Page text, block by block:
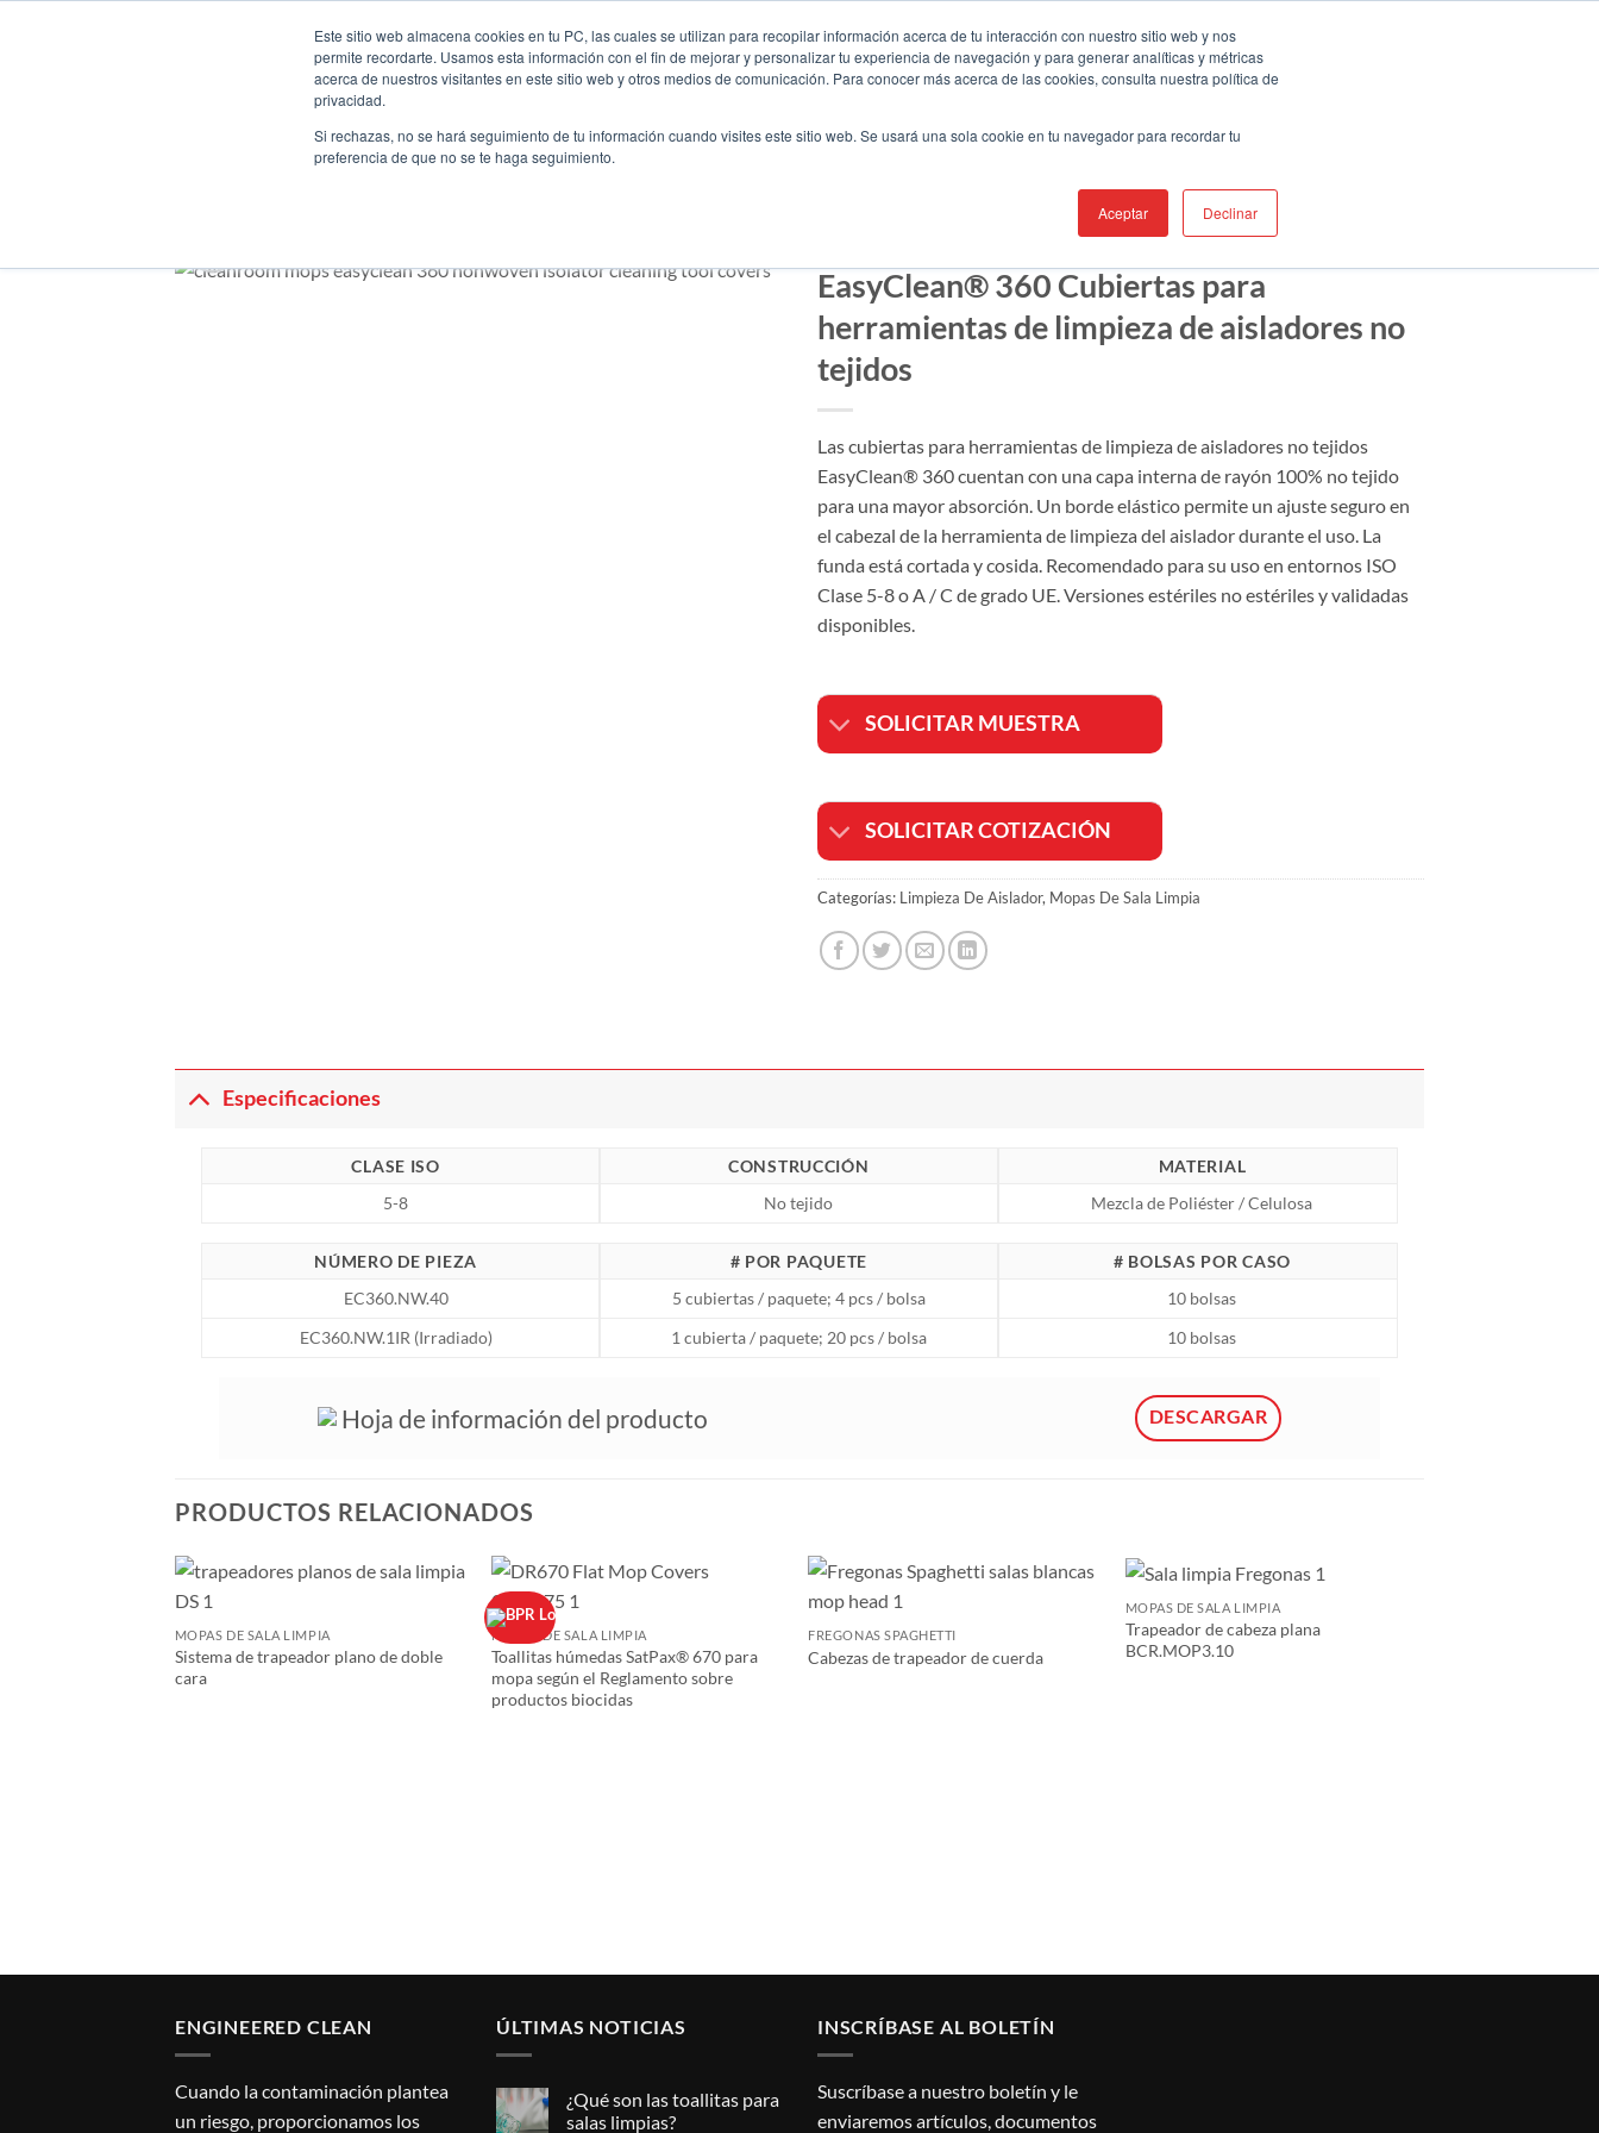
Este sitio web almacena cookies en tu PC, las cuales se utilizan para recopilar información acerca de tu interacción con nuestro sitio web y nos
permite recordarte. Usamos esta información con el fin de mejorar y personalizar tu experiencia de navegación y para generar analíticas y métricas
acerca de nuestros visitantes en este sitio web y otros medios de comunicación. Para conocer más acerca de las cookies, consulta nuestra política de
privacidad.
Si rechazas, no se hará seguimiento de tu información cuando visites este sitio web. Se usará una sola cookie en tu navegador para recordar tu
preferencia de que no se te haga seguimiento.
Aceptar Declinar
EasyClean® 360 Cubiertas para
herramientas de limpieza de aisladores no
tejidos
Las cubiertas para herramientas de limpieza de aisladores no tejidos
EasyClean® 360 cuentan con una capa interna de rayón 100% no tejido
para una mayor absorción. Un borde elástico permite un ajuste seguro en
el cabezal de la herramienta de limpieza del aislador durante el uso. La
funda está cortada y cosida. Recomendado para su uso en entornos ISO
Clase 5-8 o A / C de grado UE. Versiones estériles no estériles y validadas
disponibles.
SOLICITAR MUESTRA
SOLICITAR COTIZACIÓN
Categorías: Limpieza De Aislador, Mopas De Sala Limpia
Especificaciones
CLASE ISO CONSTRUCCIÓN
MATERIAL
5-8
No tejido Mezcla de Poliéster / Celulosa
NÚMERO DE PIEZA # POR PAQUETE
# BOLSAS POR CASO
EC360.NW.40
5 cubiertas / paquete; 4 pcs / bolsa
10 bolsas
EC360.NW.1IR (Irradiado)
1 cubierta / paquete; 20 pcs / bolsa 10 bolsas
Hoja de información del producto DESCARGAR
PRODUCTOS RELACIONADOS
MOPAS DE SALA LIMPIA
Sistema de trapeador plano de doble
cara
MOPAS DE SALA LIMPIA
Toallitas húmedas SatPax® 670 para
mopa según el Reglamento sobre
productos biocidas
FREGONAS SPAGHETTI
Cabezas de trapeador de cuerda
MOPAS DE SALA LIMPIA
Trapeador de cabeza plana
BCR.MOP3.10
ENGINEERED CLEAN
Cuando la contaminación plantea
un riesgo, proporcionamos los
ÚLTIMAS NOTICIAS
¿Qué son las toallitas para
salas limpias?
INSCRÍBASE AL BOLETÍN
Suscríbase a nuestro boletín y le
enviaremos artículos, documentos